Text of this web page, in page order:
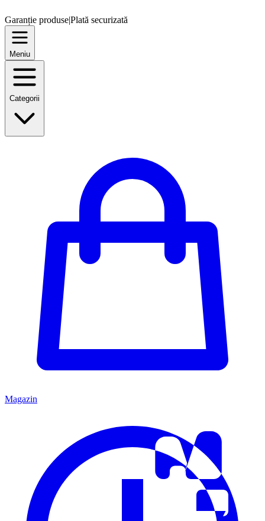
Garanție produse|Plată securizată
Meniu
Categorii
Magazin